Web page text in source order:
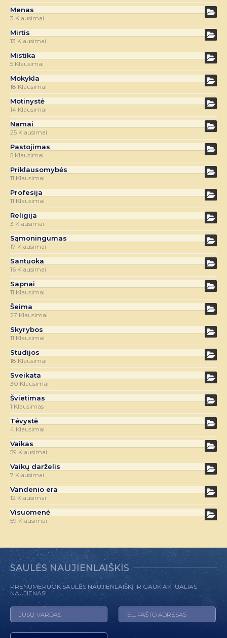
Menas
3 Klausimai
Mirtis
13 Klausimai
Mistika
5 Klausimai
Mokykla
18 Klausimai
Motinystė
14 Klausimai
Namai
25 Klausimai
Pastojimas
5 Klausimai
Priklausomybės
11 Klausimai
Profesija
11 Klausimai
Religija
3 Klausimai
Sąmoningumas
17 Klausimai
Santuoka
16 Klausimai
Sapnai
11 Klausimai
Šeima
27 Klausimai
Skyrybos
11 Klausimai
Studijos
18 Klausimai
Sveikata
30 Klausimai
Švietimas
1 Klausimas
Tėvystė
4 Klausimai
Vaikas
59 Klausimai
Vaikų darželis
7 Klausimai
Vandenio era
12 Klausimai
Visuomenė
59 Klausimai
SAULĖS NAUJIENLAIŠKIS
PRENUMERUOK SAULĖS NAUJIENLAIŠKĮ IR GAUK AKTUALIAS
NAUJIENAS!